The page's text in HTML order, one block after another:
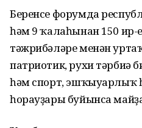
Беренсе форумда
һәм 9 ҡалаһынан 150 ир-
тәжрибәләре менән
патриотик, рухи тәрбиә
һәм спорт, эшҡыуарлыҡ
һорауҙары буйынса